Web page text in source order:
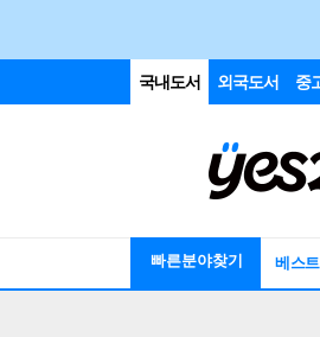
국내도서 외국도서 중
빠른분야찾기 베스트